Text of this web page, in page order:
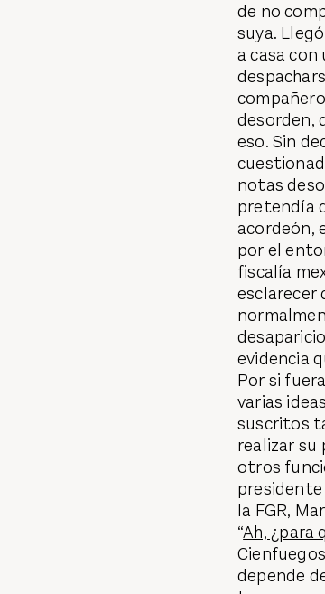
de no
suya.
a casa
desorden,
eso. Sin
notas
pretendía
acordeón,
por el
fiscalía
esclarecer
evidencia
Por si
varias
suscritos
realizar su
otros
presidente
la FGR,
“Ah, ¿para
depende